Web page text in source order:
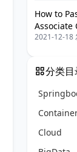
How to
Associate
2021-12-18
分类目
Cloud